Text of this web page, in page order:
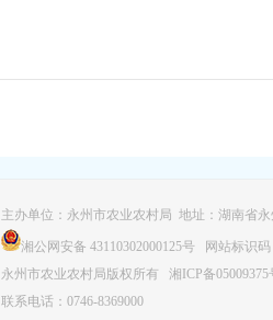
主办单位：永州市农业农村局 地址：湖南省
湘公网安备 43110302000125号 网站标识码
永州市农业农村局版权所有 湘ICP备05009375
联系电话：0746-8369000